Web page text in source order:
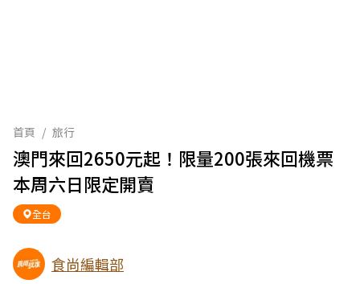
首頁 / 旅行
澳門來回2650元起！限量200張來回機票
本周六日限定開賣
全台
食尚編輯部